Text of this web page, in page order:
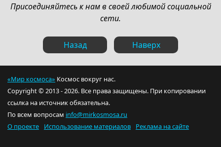
Присоединяйтесь к нам в своей любимой социальной
сети.
Назад Наверх
«Мир космоса» Космос вокруг нас.
Copyright © 2013 - 2026. Все права защищены. При копировании
ссылка на источник обязательна.
По всем вопросам info@mirkosmosa.ru
О проекте
Использование материалов Реклама на сайте